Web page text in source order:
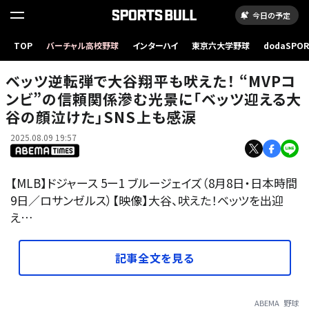
今日の予定
TOP バーチャル高校野球 インターハイ 東京六大学野球
の顔泣けた」SNS上も感涙
ベッツ逆転弾で大谷翔平も吠えた！ “MVPコ
ンビ”の信頼関係滲む光景に「ベッツ迎える大
谷の顔泣けた」SNS上も感涙
2025.08.09 19:57
【MLB】ドジャース 5ー1 ブルージェイズ（8月8日・日本時間
9日／ロサンゼルス）【映像】大谷、吠えた！ベッツを出迎
え…
記事全文を見る
ABEMA 野球